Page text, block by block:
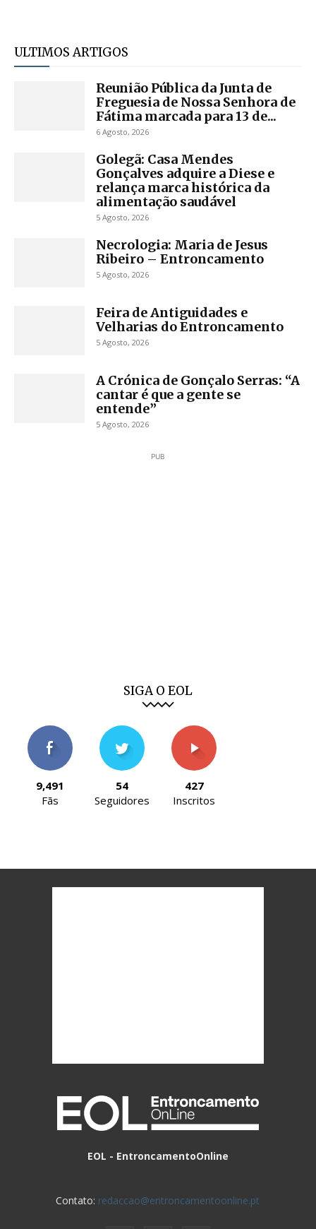
ULTIMOS ARTIGOS
Reunião Pública da Junta de
Freguesia de Nossa Senhora de
Fátima marcada para 13 de...
6 Agosto, 2026
Golegã: Casa Mendes
Gonçalves adquire a Diese e
relança marca histórica da
alimentação saudável
5 Agosto, 2026
Necrologia: Maria de Jesus
Ribeiro – Entroncamento
5 Agosto, 2026
Feira de Antiguidades e
Velharias do Entroncamento
5 Agosto, 2026
A Crónica de Gonçalo Serras: “A
cantar é que a gente se
entende”
5 Agosto, 2026
PUB
SIGA O EOL
9,491
Fãs
54
Seguidores
427
Inscritos
EOL - EntroncamentoOnline
Contato: redaccao@entroncamentoonline.pt